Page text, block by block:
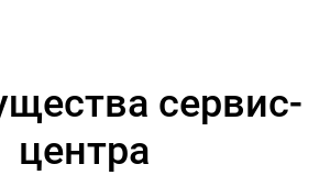
сервис-
центра